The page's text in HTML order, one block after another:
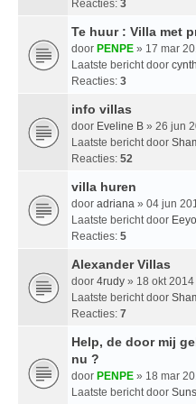
Reacties: 3
Te huur : Villa met
door PENPE » 17 mar
Laatste bericht door
Reacties: 3
info villas
door Eveline B » 26 jun
Laatste bericht door
Reacties: 52
villa huren
door adriana » 04 jun
Laatste bericht door
Reacties: 5
Alexander Villas
door 4rudy » 18 okt 2014
Laatste bericht door
Reacties: 7
Help, de door mij
nu ?
door PENPE » 18 mar
Laatste bericht door